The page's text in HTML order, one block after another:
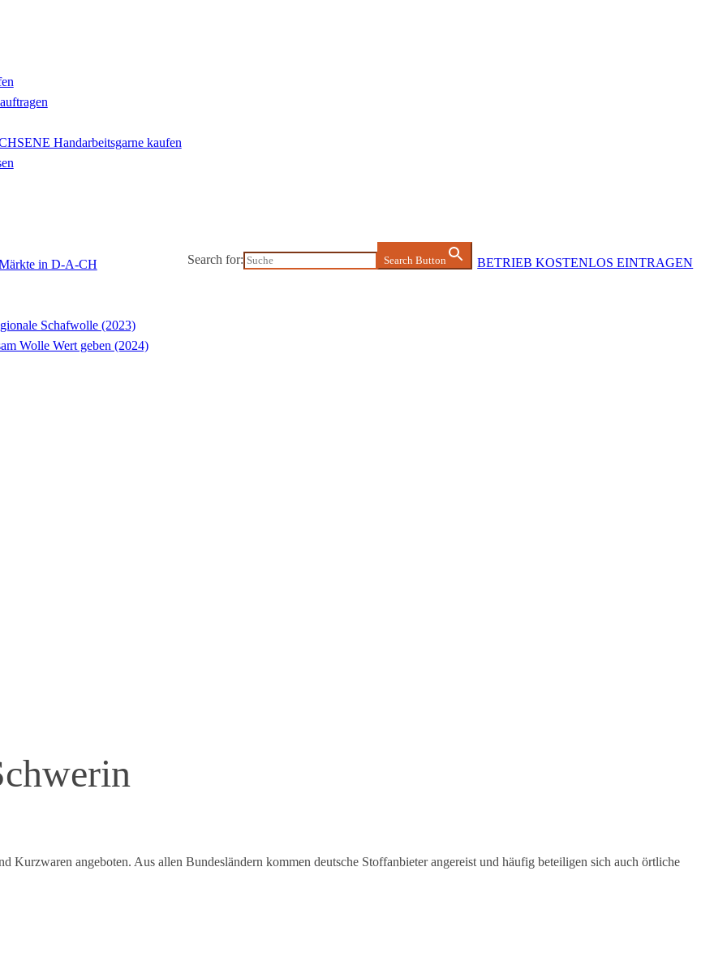
Handarbeitsgarne kaufen
in D-A-CH
Schafwolle (2023)
Wolle Wert geben (2024)
Search for: Search Button BETRIEB KOSTENLOS EINTRAGEN
Kurzwaren angeboten. Aus allen Bundesländern kommen deutsche Stoffanbieter angereist und häufig beteiligen sich auch örtliche